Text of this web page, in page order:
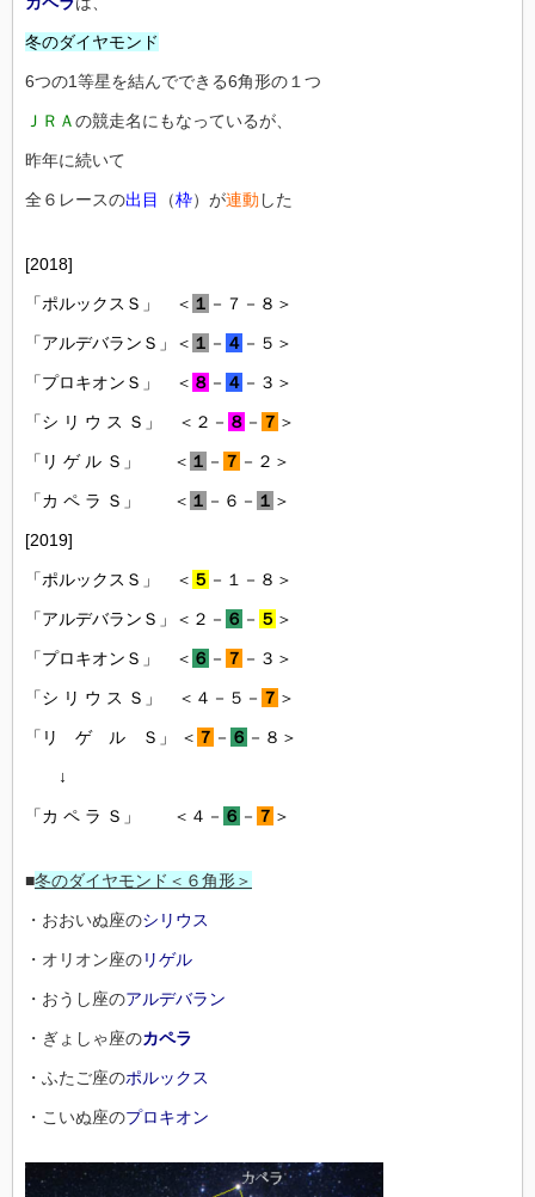
冬のダイヤモンド
6つの1等星を結んでできる6角形の１つ
ＪＲＡの競走名にもなっているが、
昨年に続いて
全６レースの出目 （枠）が連動 した
[2018]
「ポルックスＳ」 ＜ １ －７－８＞
「アルデバランＳ」＜ １ － ４ －５＞
「プロキオンＳ」 ＜ ８ － ４ －３＞
「シ リ ウ ス Ｓ」 ＜２－ ８ － ７ ＞
「リ ゲ ル Ｓ」 ＜ １ － ７ －２＞
「カ ペ ラ Ｓ」 ＜ １ －６－ １ ＞
[2019]
「ポルックスＳ」 ＜ ５ －１－８＞
「アルデバランＳ」＜２－ ６ － ５ ＞
「プロキオンＳ」 ＜ ６ － ７ －３＞
「シ リ ウ ス Ｓ」 ＜４－５－ ７ ＞
「リ ゲ ル Ｓ」 ＜ ７ － ６ －８＞
↓
「カ ペ ラ Ｓ」 ＜４－ ６ － ７ ＞
■冬のダイヤモンド＜６角形＞
・おおいぬ座のシリウス
・オリオン座のリゲル
・おうし座のアルデバラン
・ぎょしゃ座のカペラ
・ふたご座のポルックス
・こいぬ座のプロキオン